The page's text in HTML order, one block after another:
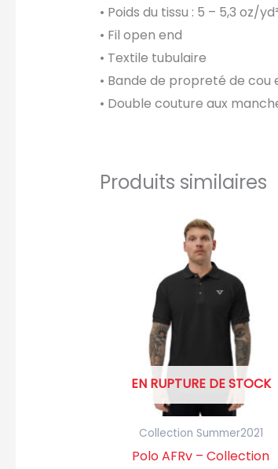
• Poids du tissu : 5 – 5,3 oz/
• Fil open end
• Textile tubulaire
• Bande de propreté de cou
• Double couture aux
Produits similaires
EN RUPTURE DE STOCK
Collection Summer2021
Polo AFRv – Collection